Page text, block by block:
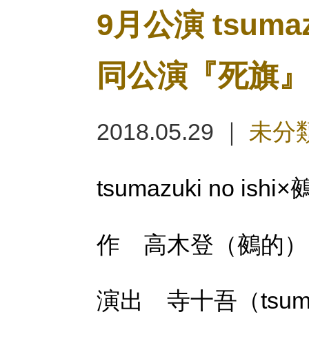
9月公演
同公演『死旗』
2018.05.29 ｜ 未分
tsumazuki no ishi×
作 高木登（鵺的）
演出 寺十吾（